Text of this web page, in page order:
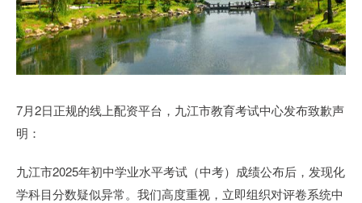
7月2日正规的线上配资平台，九江市教育考试中心发布致歉声
明：
九江市2025年初中学业水平考试（中考）成绩公布后，发现化
学科目分数疑似异常。我们高度重视，立即组织对评卷系统中